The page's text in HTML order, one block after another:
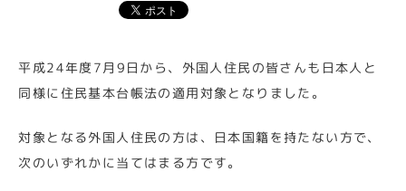
平成24年度7月9日から、外国人住民の皆さんも日本人と
同様に住民基本台帳法の適用対象となりました。
対象となる外国人住民の方は、日本国籍を持たない方で、
次のいずれかに当てはまる方です。